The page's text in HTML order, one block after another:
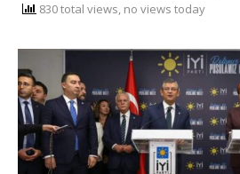
830 total views, no views today